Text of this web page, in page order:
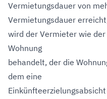
Vermietungsdauer von
Vermietungsdauer
wird der Vermieter wie
Wohnung
behandelt, der die
dem eine